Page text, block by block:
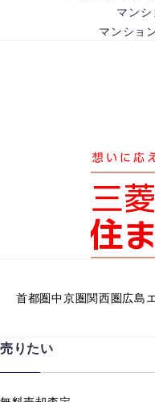
マンシ
マンショ
首都圏中京圏関西圏広島
売りたい